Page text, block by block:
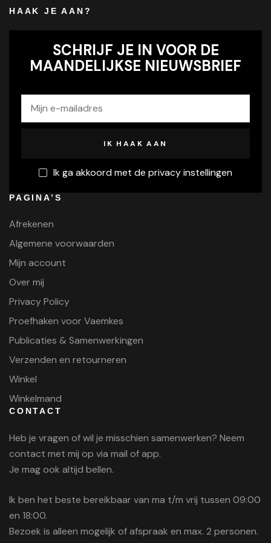
kan
op
de
HAAK JE AAN?
SCHRIJF JE IN VOOR DE
MAANDELIJKSE NIEUWSBRIEF
Ik ga akkoord met de privacy instellingen
PAGINA’S
Afrekenen
Algemene voorwaarden
Mijn account
Over mij
Privacy Policy
Proefhaken voor Vaemkes
Publicaties & Samenwerkingen
Verzenden en retourneren
Winkel
Winkelmand
CONTACT
Heb je vragen of wil je misschien samenwerken? Neem
contact met mij op via mail of app.
Je mag ook altijd bellen.
Ik ben het beste bereikbaar van ma t/m vrij tussen 09:00
en 18:00.
Bezoek is alleen mogelijk of afspraak en max. 2 personen.